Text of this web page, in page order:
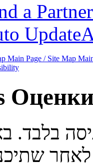
a Partner
Update
Main Page / Site Map